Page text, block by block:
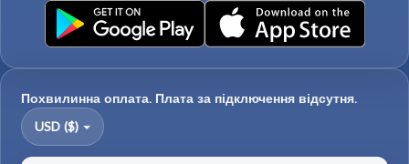
Похвилинна оплата. Плата за підключення відсутня.
USD ($)